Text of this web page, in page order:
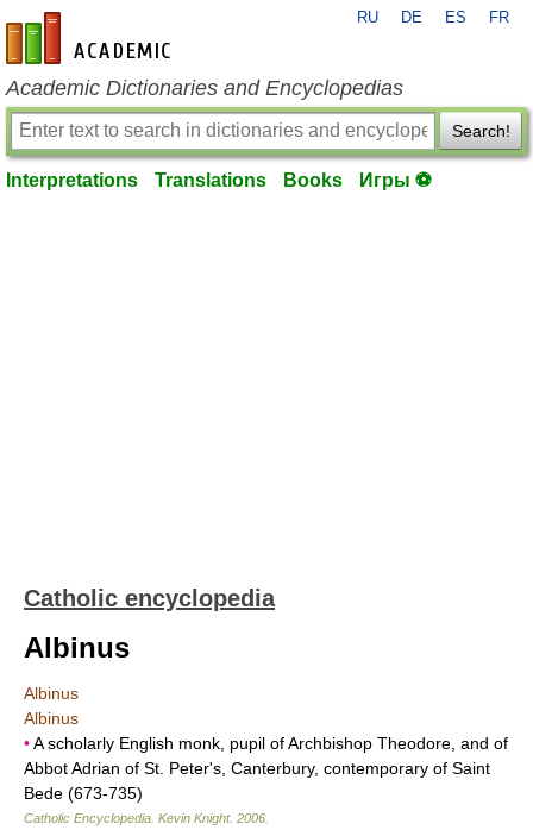
en-academic.com
RU DE ES FR
Academic Dictionaries and Encyclopedias
Search!
Interpretations Translations Books Игры ⚽
Catholic encyclopedia
Albinus
Albinus
Albinus
•A scholarly English monk, pupil of Archbishop Theodore, and of
Abbot Adrian of St. Peter's, Canterbury, contemporary of Saint
Bede (673-735)
Catholic Encyclopedia Kevin Knight. 2006